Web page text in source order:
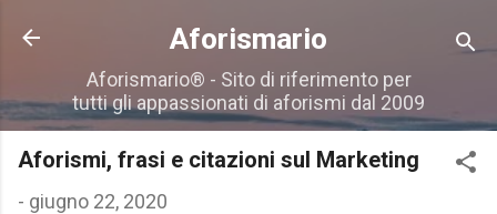
Passa ai contenuti principali
Aforismario
Aforismario® - Sito di riferimento per
tutti gli appassionati di aforismi dal 2009
Aforismi, frasi e citazioni sul Marketing
- giugno 22, 2020